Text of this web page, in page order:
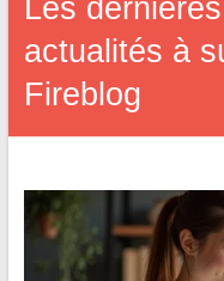
Les
actualités à
Fireblog